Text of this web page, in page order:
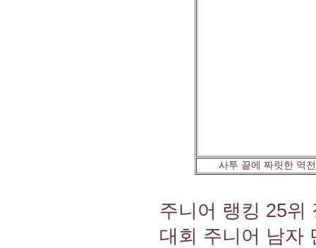
사투 끝에 짜릿한 역
주니어 랭킹 25위
대회 주니어 남자